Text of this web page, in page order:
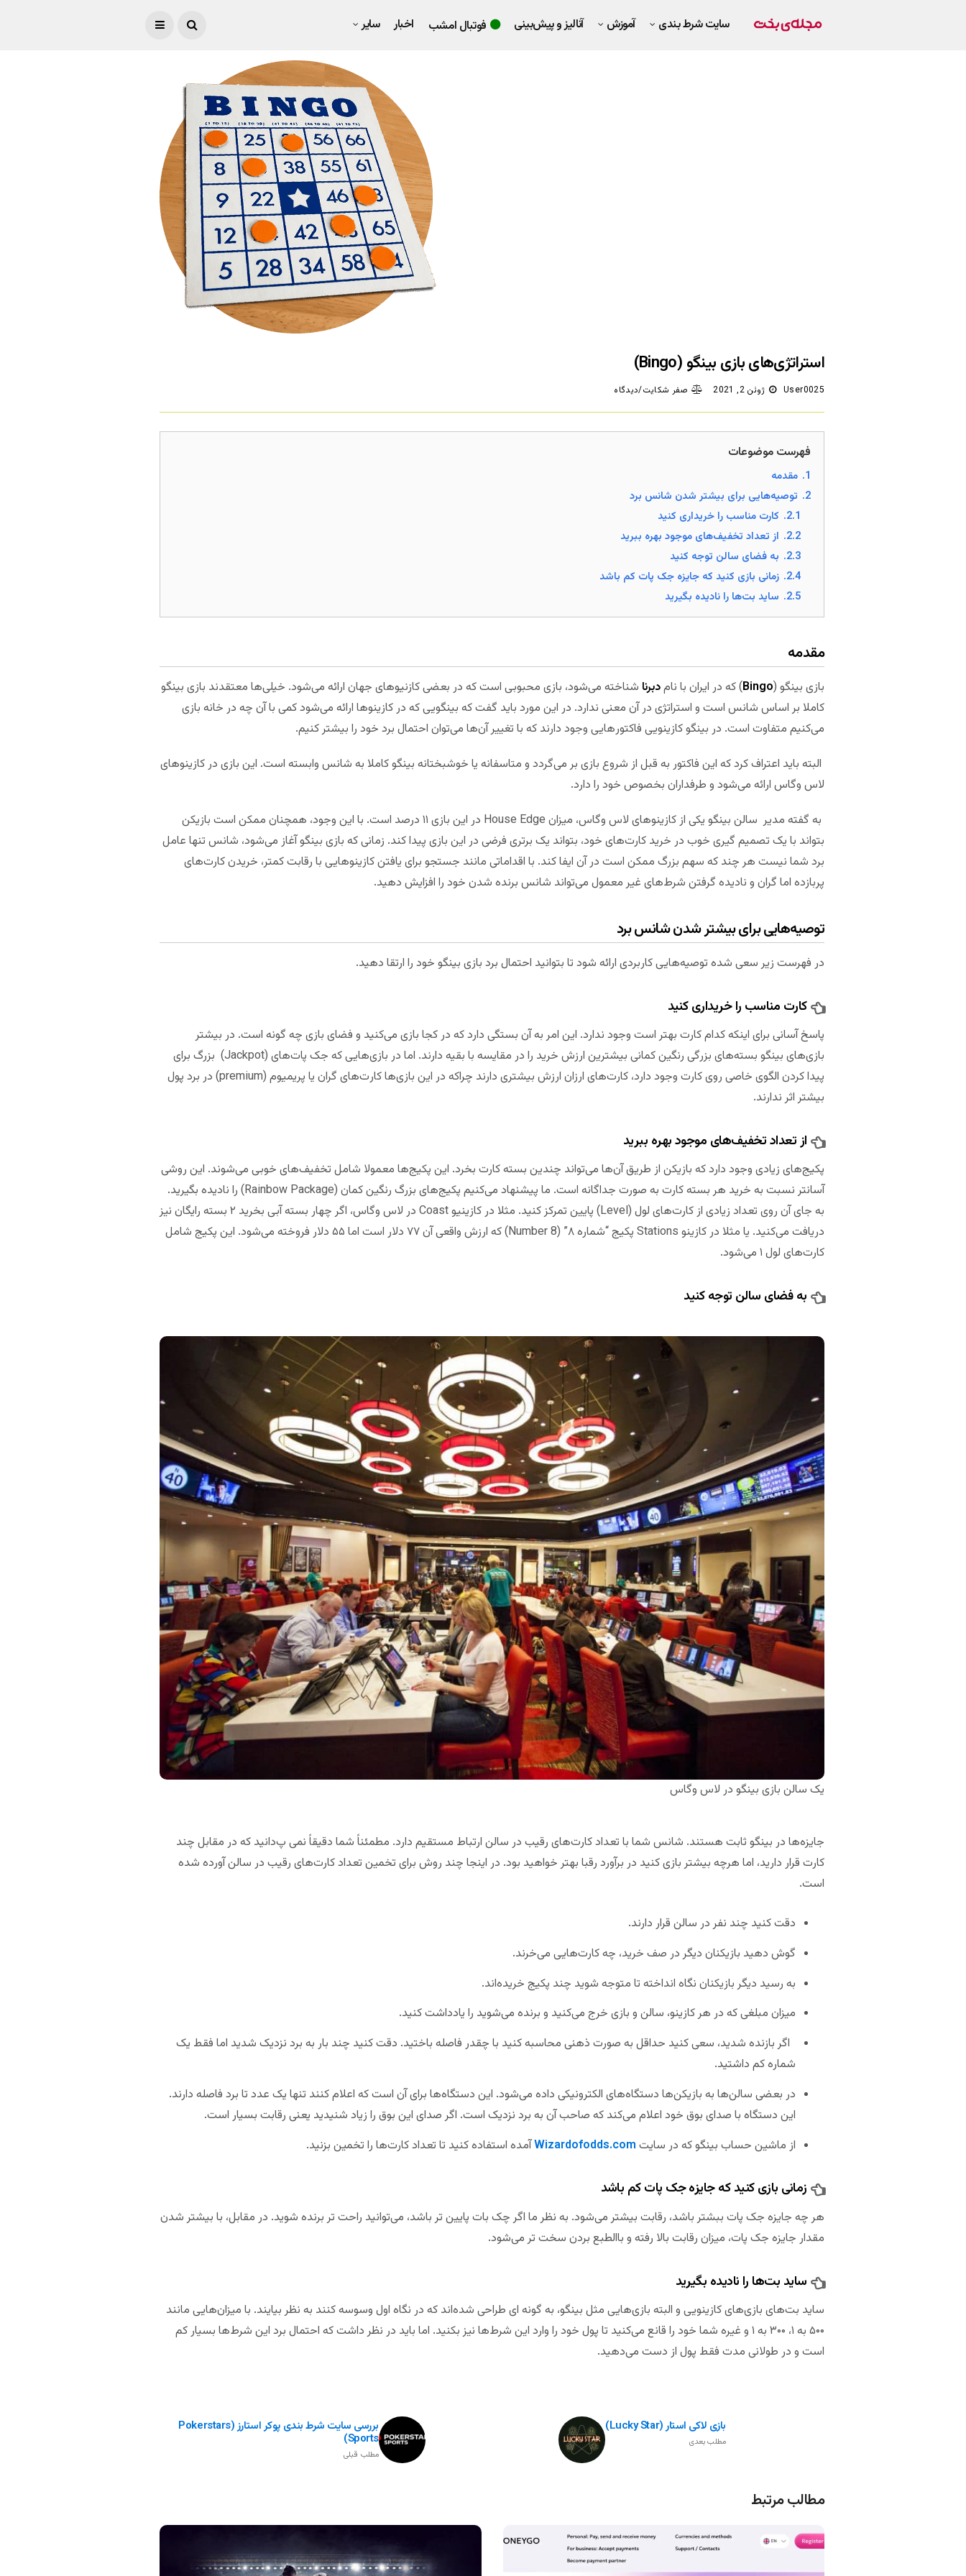
سایت شرط بندی آموزش آنالیز و پیش‌بینی فوتبال امشب اخبار سایر
استراتژی‌های بازی بینگو (Bingo)
User0025 ژوئن 2, 2021 صفر شکایت/دیدگاه
فهرست موضوعات
1. مقدمه
2. توصیه‌هایی برای بیشتر شدن شانس برد
2.1. کارت مناسب را خریداری کنید
2.2. از تعداد تخفیف‌های موجود بهره ببرید
2.3. به فضای سالن توجه کنید
2.4. زمانی بازی کنید که جایزه جک پات کم باشد
2.5. ساید بت‌ها را نادیده بگیرید
مقدمه
بازی بینگو (Bingo) که در ایران با نامدبرنا شناخته می‌شود، بازی محبوبی است که در بعضی کازنیو‌های جهان ارائه می‌شود. خیلی‌ها معتقد‌ند بازی بینگو
کاملا بر اساس شانس است و استراتژی در آن معنی ندارد. در این مورد باید گفت که بینگویی که در کازینو‌ها ارائه می‌شود کمی با آن چه در خانه بازی
می‌کنیم متفاوت است. در بینگو کازینویی فاکتور‌هایی وجود دارند که با تغییر آن‌ها می‌توان احتمال برد خود را بیشتر کنیم.
البته باید اعتراف کرد که این فاکتور به قبل از شروع بازی بر می‌گردد و متاسفانه یا خوشبختانه بینگو کاملا به شانس وابسته است. این بازی در کازینو‌های
لاس وگاس ارائه می‌شود و طرفداران بخصوص خود را دارد.
به گفته مدیر سالن‌ بینگو یکی از کازینو‌های لاس وگاس، میزان House Edge در این بازی ۱۱ درصد است. با این وجود، همچنان ممکن است بازیکن
بتواند با یک تصمیم گیری خوب در خرید کارت‌های خود، بتواند یک برتری فرضی در این بازی پیدا کند. زمانی که بازی بینگو آغاز می‌شود، شانس تنها عامل
برد شما نیست هر چند که سهم بزرگ ممکن است در آن ایفا کند. با اقداماتی مانند جستجو برای یافتن کازینو‌هایی با رقابت کمتر، خریدن کارت‌های
پربازده اما گران و نادیده گرفتن شرط‌های غیر معمول می‌تواند شانس برنده شدن خود را افزایش دهید.
توصیه‌هایی برای بیشتر شدن شانس برد
در فهرست زیر سعی شده توصیه‌هایی کاربردی ارائه شود تا بتوانید احتمال برد بازی بینگو خود را ارتقا دهید.
کارت مناسب را خریداری کنید
پاسخ آسانی برای اینکه کدام کارت بهتر است وجود ندارد. این امر به آن بستگی دارد که در کجا بازی می‌کنید و فضای بازی چه گونه است. در بیشتر
بازی‌های بینگو بسته‌های بزرگی رنگین کمانی بیشترین ارزش خرید را در مقایسه با بقیه دارند. اما در بازی‌هایی که جک پات‌های (Jackpot) بزرگ برای
پیدا کردن الگوی خاصی روی کارت وجود دارد، کارت‌های ارزان ارزش بیشتری دارند‌ چراکه در این بازی‌ها کار‌ت‌های گران یا پریمیوم (premium) در برد پول
بیشتر اثر ندارند.
از تعداد تخفیف‌های موجود بهره ببرید
پکیج‌های زیادی وجود دارد که بازیکن از طریق آن‌ها می‌تواند چندین بسته کارت بخرد. این پکیج‌ها معمولا شامل تخفیف‌های خوبی می‌شوند. این روشی
آسانتر نسبت به خرید هر بسته کارت به صورت جداگانه است. ما پیشنهاد می‌کنیم پکیج‌های بزرگ رنگین کمان (Rainbow Package) را نادیده بگیرید.
به جای آن روی تعداد زیادی از کارت‌های لول (Level) پایین تمرکز کنید. مثلا در کازینیو Coast در لاس وگاس، اگر چهار بسته آبی بخرید ۲ بسته رایگان نیز
دریافت می‌کنید. یا مثلا در کازینو Stations پکیج “شماره ۸” (Number 8) که ارزش واقعی آن ۷۷ دلار است اما ۵۵ دلار فروخته می‌شود. این پکیج شامل
کارت‌های لول ۱ می‌شود.
به فضای سالن توجه کنید
یک سالن بازی بینگو در لاس وگاس
جایزه‌ها در بینگو ثابت هستند. شانس شما با تعداد کارت‌های رقیب در سالن ارتباط مستقیم دارد. مطمئناً شما دقیقاً نمی پ‌دانید که در مقابل چند
کارت قرار دارید، اما هرچه بیشتر بازی کنید در برآورد رقبا بهتر خواهید بود. در اینجا چند روش برای تخمین تعداد کارت‌های رقیب در سالن آورده شده
است.
دقت کنید چند نفر در سالن قرار دارند.
گوش دهید بازیکنان دیگر در صف خرید، چه کارت‌هایی می‌خرند.
به رسید دیگر بازیکنان نگاه انداخته تا متوجه شوید چند پکیج خریده‌اند.
میزان مبلغی که در هر کازینو، سالن و بازی خرج می‌کنید و برنده می‌شوید را یادداشت کنید.
اگر بازنده شدید، سعی کنید حداقل به صورت ذهنی محاسبه کنید با چقدر فاصله باختید. دقت کنید چند بار به برد نزدیک شدید اما فقط یک
شماره کم داشتید.
در بعضی سالن‌ها به بازیکن‌ها دستگاه‌های الکترونیکی داده می‌شود. این دستگاه‌ها برای آن است که اعلام کنند تنها یک عدد تا برد فاصله دارند.
این دستگاه با صدای بوق خود اعلام می‌کند که صاحب آن به برد نزدیک است. اگر صدای این بوق را زیاد شنیدید یعنی رقابت بسیار است.
از ماشین حساب بینگو که در سایت Wizardofodds.comآمده استفاده کنید تا تعداد کارت‌ها را تخمین بزنید.
زمانی بازی کنید که جایزه جک پات کم باشد
هر چه جایزه جک پات ببشتر باشد، رقابت بیشتر می‌شود. به نظر ما اگر چک بات پایین تر باشد، می‌توانید راحت تر برنده شوید. در مقابل، با بیشتر شدن
مقدار جایزه جک پات، میزان رقابت بالا رفته و باالطبع بردن سخت تر می‌شود.
ساید بت‌ها را نادیده بگیرید
ساید بت‌های بازی‌های کازینویی و البته بازی‌هایی مثل بینگو، به گونه ای طراحی شده‌اند که در نگاه اول وسوسه کنند به نظر بیایند. با میزان‌هایی مانند
۵۰۰ به ۱، ۳۰۰ به ۱ و غیره شما خود را قانع می‌کنید تا پول خود را وارد این شرط‌ها نیز بکنید. اما باید در نظر داشت که احتمال برد این شرط‌ها بسیار کم
است و در طولانی مدت فقط پول از دست می‌دهید.
بررسی سایت شرط بندی پوکر استارز (pokerstars
Sports)
مطلب قبلی
بازی لاکی استار (Lucky Star)
مطلب بعدی
مطالب مرتبط